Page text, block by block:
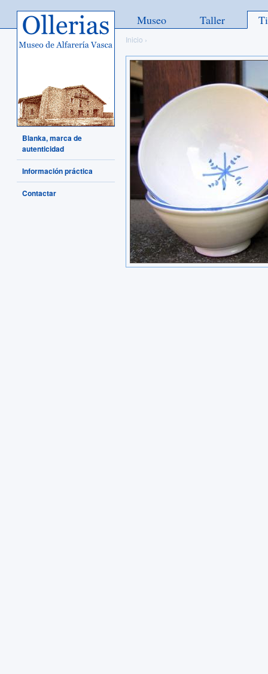
Ollerias - Museo de Alfarería
Vasca
Inicio ›
Museo Taller
Blanka, marca de
autenticidad
Información práctica
Contactar